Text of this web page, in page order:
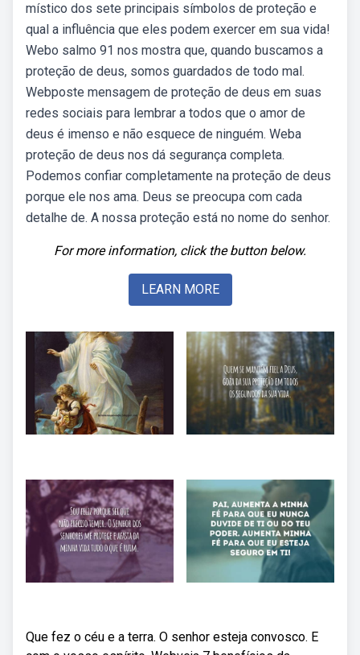
místico dos sete principais símbolos de proteção e
qual a influência que eles podem exercer em sua vida!
Webo salmo 91 nos mostra que, quando buscamos a
proteção de deus, somos guardados de todo mal.
Webposte mensagem de proteção de deus em suas
redes sociais para lembrar a todos que o amor de
deus é imenso e não esquece de ninguém. Weba
proteção de deus nos dá segurança completa.
Podemos confiar completamente na proteção de deus
porque ele nos ama. Deus se preocupa com cada
detalhe de. A nossa proteção está no nome do senhor.
For more information, click the button below.
LEARN MORE
Que fez o céu e a terra. O senhor esteja convosco. E